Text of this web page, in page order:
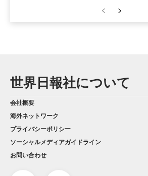
世界日報社について
会社概要
海外ネットワーク
プライバシーポリシー
ソーシャルメディアガイドライン
お問い合わせ